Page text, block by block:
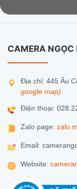
CAMERA NGỌC
Địa chỉ: 445 Âu
google map)
Điện thoại:
Zalo page:
Email:
Website: